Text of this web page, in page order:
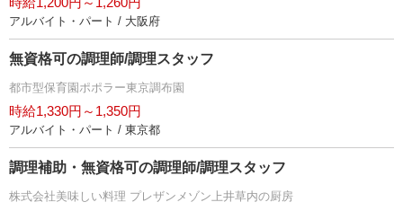
アルバイト・パート / 大阪府
無資格可の調理師/調理スタッフ
都市型保育園ポポラー東京調布園
時給1,330円～1,350円
アルバイト・パート / 東京都
調理補助・無資格可の調理師/調理スタッフ
株式会社美味しい料理 プレザンメゾン上井草内の厨房